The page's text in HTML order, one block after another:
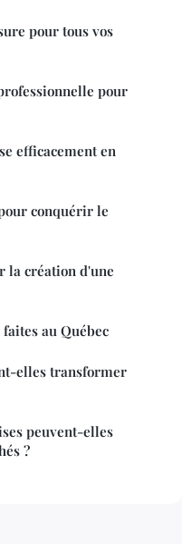
pour tous vos
pour
efficacement en
conquérir le
la création d'une
au Québec
elles transformer
peuvent-elles
?